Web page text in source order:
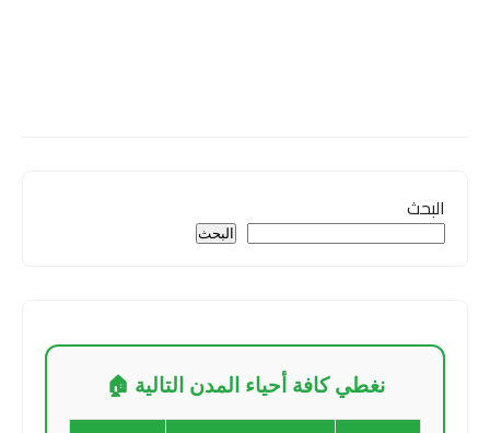
البحث
البحث
نغطي كافة أحياء المدن التالية 🏠